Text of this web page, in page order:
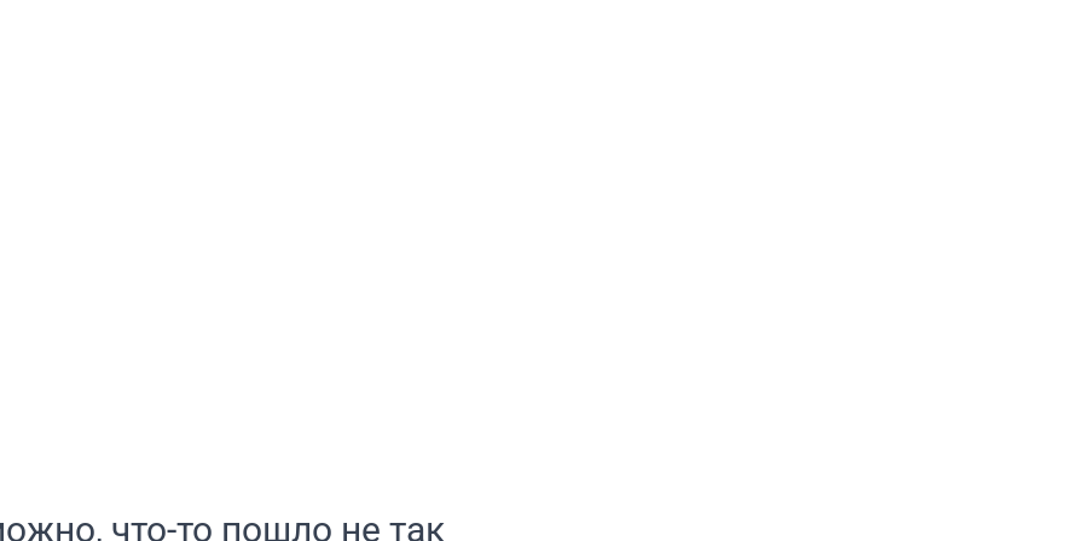
что-то пошло не так